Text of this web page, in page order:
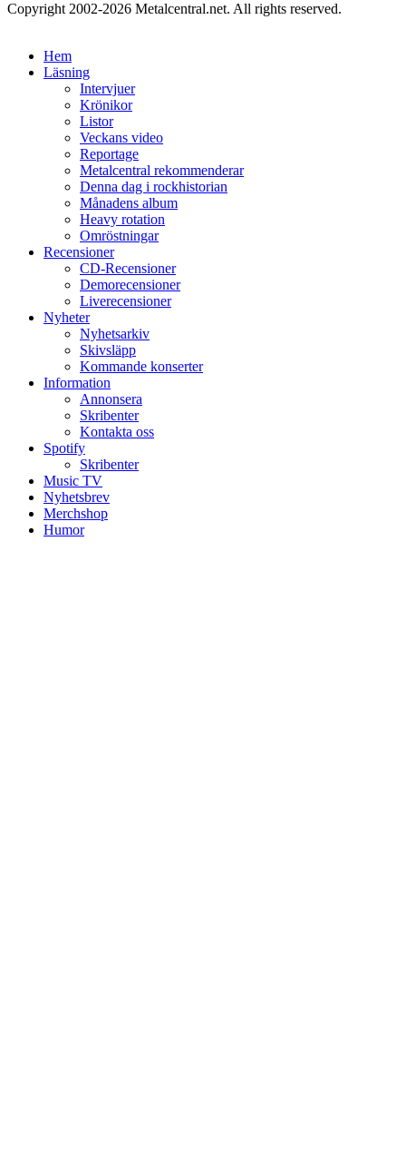
Copyright 2002-2026 Metalcentral.net. All rights reserved.
Hem
Läsning
Intervjuer
Krönikor
Listor
Veckans video
Reportage
Metalcentral rekommenderar
Denna dag i rockhistorian
Månadens album
Heavy rotation
Omröstningar
Recensioner
CD-Recensioner
Demorecensioner
Liverecensioner
Nyheter
Nyhetsarkiv
Skivsläpp
Kommande konserter
Information
Annonsera
Skribenter
Kontakta oss
Spotify
Skribenter
Music TV
Nyhetsbrev
Merchshop
Humor